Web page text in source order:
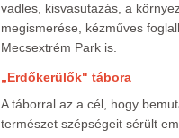
vadles, kisvasutazás, a
megismerése, kézműves
Mecsextrém Park is.
„Erdőkerülők" tábora
A táborral az a cél, hogy
természet szépségeit sérült